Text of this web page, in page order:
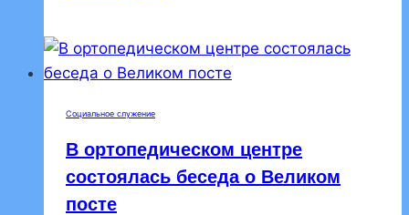
доме
малютки
спектакль
Социальное служение
В ортопедическом центре
состоялась беседа о Великом
посте